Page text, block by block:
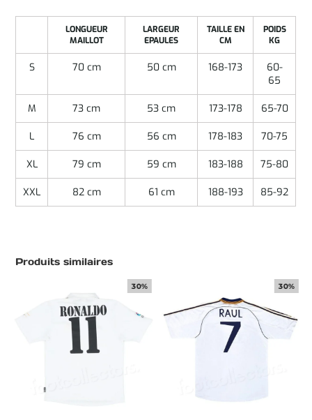
LONGUEUR
MAILLOT
LARGEUR
EPAULES
TAILLE EN
CM
POIDS
KG
S 70 cm 50 cm 168-173
60-
65
M 73 cm 53 cm 173-178 65-70
L 76 cm 56 cm 178-183 70-75
XL 79 cm 59 cm 183-188 75-80
XXL 82 cm 61 cm 188-193 85-92
Produits similaires
30% 30%